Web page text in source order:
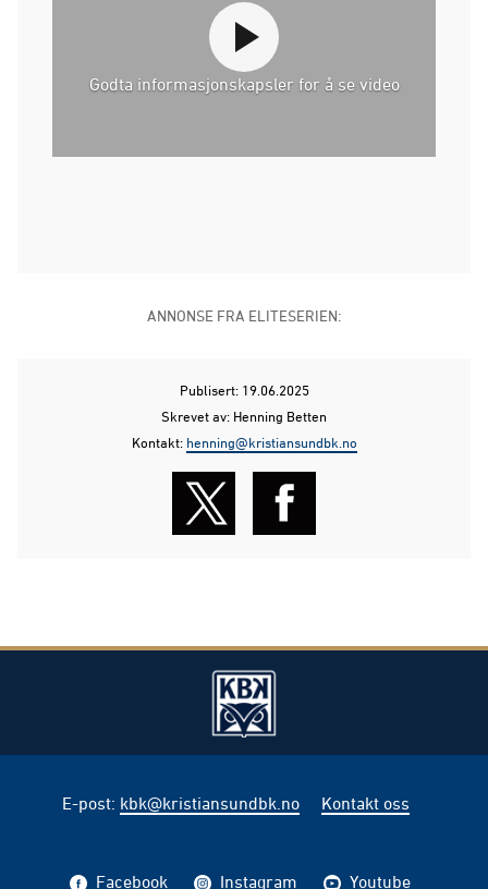
Godta informasjonskapsler for å se video
ANNONSE FRA ELITESERIEN:
Publisert: 19.06.2025
Skrevet av: Henning Betten
Kontakt: henning@kristiansundbk.no
E-post: kbk@kristiansundbk.no Kontakt oss
Facebook Instagram Youtube